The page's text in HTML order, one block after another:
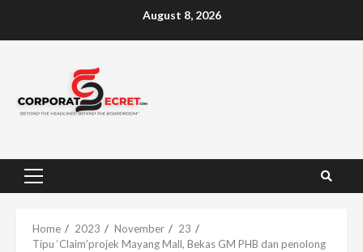
August 8, 2026
Primary
Home 2023 November
23
Tipu ‘Claim’projek Mayang Mall, Bekas GM PHB dan penolong